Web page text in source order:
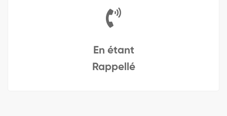
En étant
Rappellé